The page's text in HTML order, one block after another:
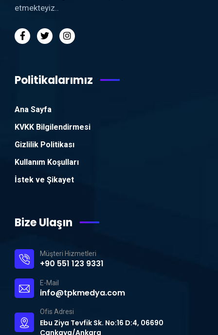
etmekteyiz..
Politikalarımız
Ana Sayfa
KVKK Bilgilendirmesi
Gizlilik Politikası
Kullanım Koşulları
İstek ve Şikayet
Bize Ulaşın
Müşteri Hizmetleri
+90 551 123 9331
E-Mail
info@tpkmedya.com
Ofis Adresi
Ebu Ziya Tevfik Sk. No:16 D:4, 06690
Çankaya/Ankara